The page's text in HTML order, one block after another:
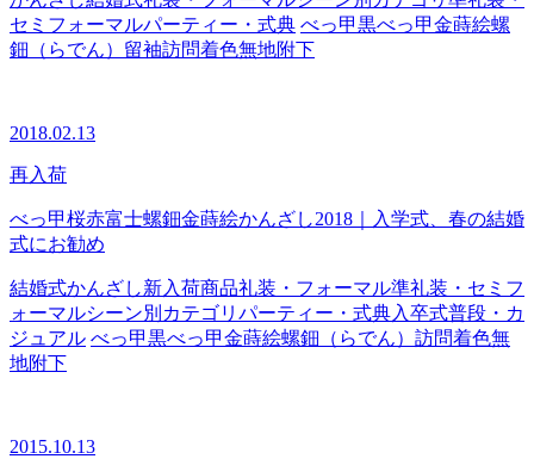
セミフォーマルパーティー・式典 べっ甲黒べっ甲金蒔絵螺
鈿（らでん） 留袖訪問着色無地附下
2018.02.13
再入荷
べっ甲桜赤富士螺鈿金蒔絵かんざし2018｜入学式、春の結婚
式にお勧め
結婚式かんざし新入荷商品礼装・フォーマル準礼装・セミフ
ォーマルシーン別カテゴリ パーティー・式典入卒式普段・カ
ジュアル べっ甲黒べっ甲金蒔絵螺鈿（らでん） 訪問着色無
地附下
2015.10.13